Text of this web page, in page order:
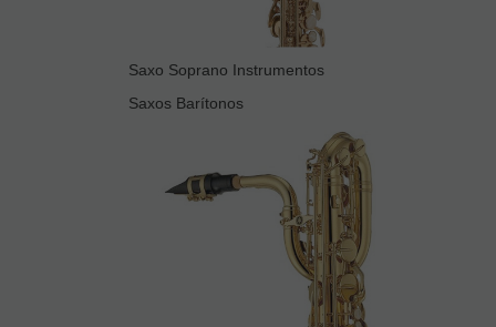
Saxo Soprano Instrumentos
Saxos Barítonos